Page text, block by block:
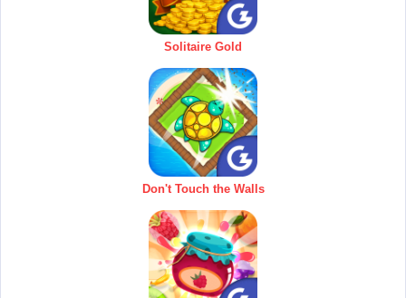
Solitaire Gold
Don't Touch the Walls